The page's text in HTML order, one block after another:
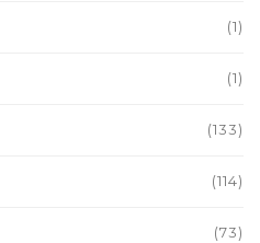
(1)
(1)
(133)
(114)
(73)